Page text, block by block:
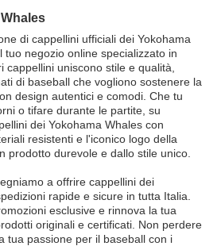
di cappellini ufficiali dei Yokohama
tuo negozio online specializzato in
cappellini uniscono stile e qualità,
di baseball che vogliono sostenere la
design autentici e comodi. Che tu
o tifare durante le partite, su
dei Yokohama Whales con
resistenti e l'iconico logo della
prodotto durevole e dallo stile unico.
a offrire cappellini dei
rapide e sicure in tutta Italia.
esclusive e rinnova la tua
originali e certificati. Non perdere
tua passione per il baseball con i